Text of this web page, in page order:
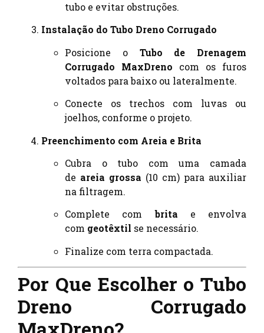
tubo e evitar obstruções.
Instalação do Tubo Dreno Corrugado
Posicione o Tubo de Drenagem
Corrugado MaxDreno com os furos
voltados para baixo ou lateralmente.
Conecte os trechos com luvas ou
joelhos, conforme o projeto.
Preenchimento com Areia e Brita
Cubra o tubo com uma camada
de areia grossa (10 cm) para auxiliar
na filtragem.
Complete combrita e envolva
com geotêxtil se necessário.
Finalize com terra compactada.
Por Que Escolher o Tubo
Dreno Corrugado